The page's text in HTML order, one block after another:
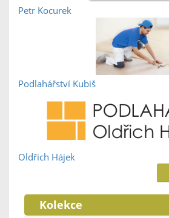
Petr Kocurek
Podlahářství Kubiš
Oldřich Hájek
Kolekce